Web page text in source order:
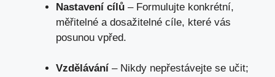
Nastavení cílů – Formulujte konkrétní,
měřitelné a dosažitelné cíle, které vás
posunou ⁤vpřed.
Vzdělávání – Nikdy nepřestávejte se učit;